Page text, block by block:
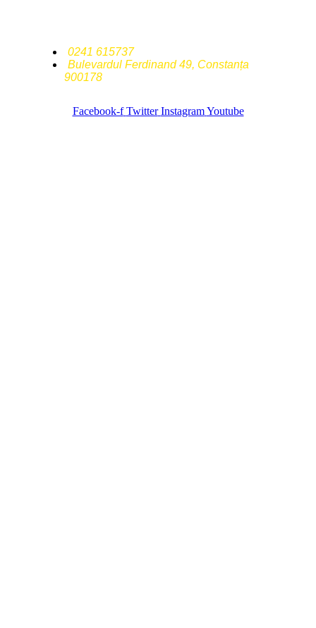
0241 615737
Bulevardul Ferdinand 49, Constanța
900178
Facebook-f Twitter Instagram Youtube